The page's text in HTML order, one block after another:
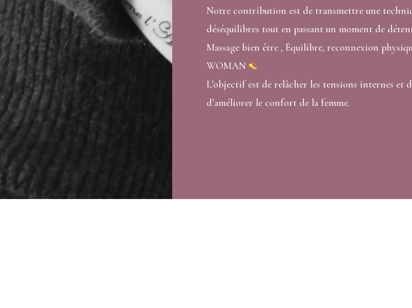
Notre contribution est de transmettre une
déséquilibres tout en passant un moment de
Massage bien être , Équilibre, reconnexion
WOMAN
L’objectif est de relâcher les tensions internes et
d’améliorer le confort de la femme.